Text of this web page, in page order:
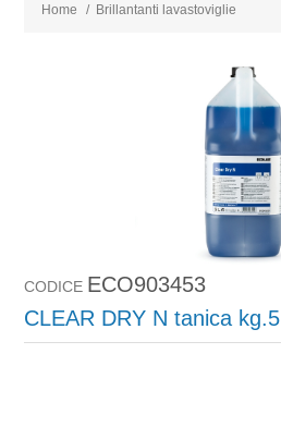
Home / Brillantanti lavastoviglie
CODICE ECO903453
CLEAR DRY N tanica kg.5